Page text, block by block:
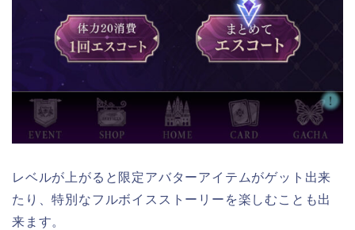
レベルが上がると限定アバターアイテムがゲット出来
たり、特別なフルボイスストーリーを楽しむことも出
来ます。